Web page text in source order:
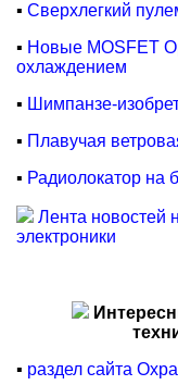
▪ Сверхлегкий
▪ Новые MOSFET
охлаждением
▪ Шимпанзе-
▪ Плавучая
▪ Радиолокатор на
Лента новостей
электроники
▪ раздел сайта